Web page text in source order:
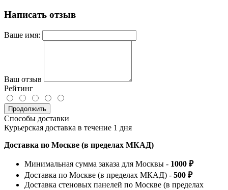
Написать отзыв
Ваше имя:
Ваш отзыв
Рейтинг
Продолжить
Способы доставки
Курьерская доставка в течение 1 дня
Доставка по Москве (в пределах МКАД)
Минимальная сумма заказа для Москвы - 1000 ₽
Доставка по Москве (в пределах МКАД) - 500 ₽
Доставка стеновых панелей по Москве (в пределах